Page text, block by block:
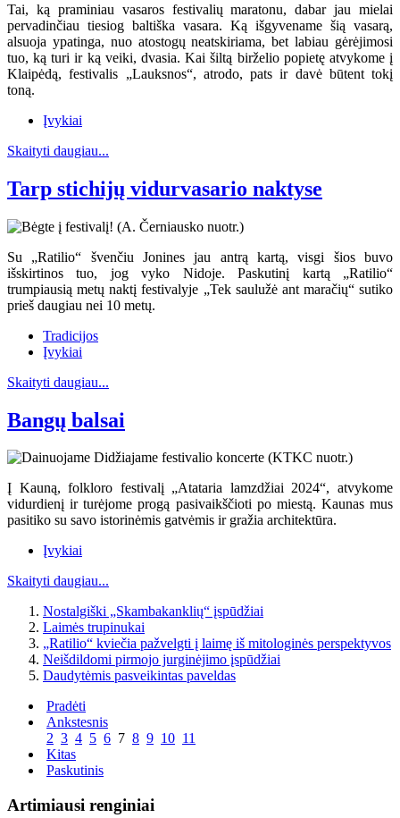
Tai, ką praminiau vasaros festivalių maratonu, dabar jau mielai
pervadinčiau tiesiog baltiška vasara. Ką išgyvename šią vasarą,
alsuoja ypatinga, nuo atostogų neatskiriama, bet labiau gėrėjimosi
tuo, ką turi ir ką veiki, dvasia. Kai šiltą birželio popietę atvykome į
Klaipėdą, festivalis „Lauksnos“, atrodo, pats ir davė būtent tokį
toną.
Įvykiai
Skaityti daugiau...
Tarp stichijų vidurvasario naktyse
Su „Ratilio“ švenčiu Jonines jau antrą kartą, visgi šios buvo
išskirtinos tuo, jog vyko Nidoje. Paskutinį kartą „Ratilio“
trumpiausią metų naktį festivalyje „Tek saulužė ant maračių“ sutiko
prieš daugiau nei 10 metų.
Tradicijos
Įvykiai
Skaityti daugiau...
Bangų balsai
Į Kauną, folkloro festivalį „Atataria lamzdžiai 2024“, atvykome
vidurdienį ir turėjome progą pasivaikščioti po miestą. Kaunas mus
pasitiko su savo istorinėmis gatvėmis ir gražia architektūra.
Įvykiai
Skaityti daugiau...
Nostalgiški „Skambakanklių“ įspūdžiai
Laimės trupinukai
„Ratilio“ kviečia pažvelgti į laimę iš mitologinės perspektyvos
Neišdildomi pirmojo jurginėjimo įspūdžiai
Daudytėmis pasveikintas paveldas
Pradėti
Ankstesnis
2 3 4 5 6 7 8 9 10 11
Kitas
Paskutinis
Artimiausi renginiai